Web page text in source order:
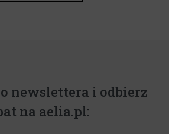
newslettera i odbierz
na aelia.pl: